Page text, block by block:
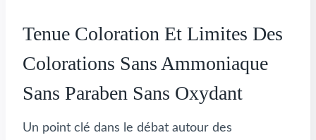
Tenue Coloration Et Limites Des
Colorations Sans Ammoniaque
Sans Paraben Sans Oxydant
Un point clé dans le débat autour des